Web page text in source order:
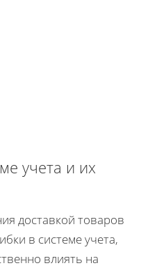
учета и их
доставкой товаров
в системе учета,
влиять на